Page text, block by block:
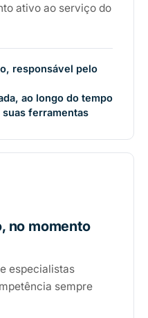
ativo ao serviço do
responsável pelo
ao longo do tempo
suas ferramentas
no momento
especialistas
sempre